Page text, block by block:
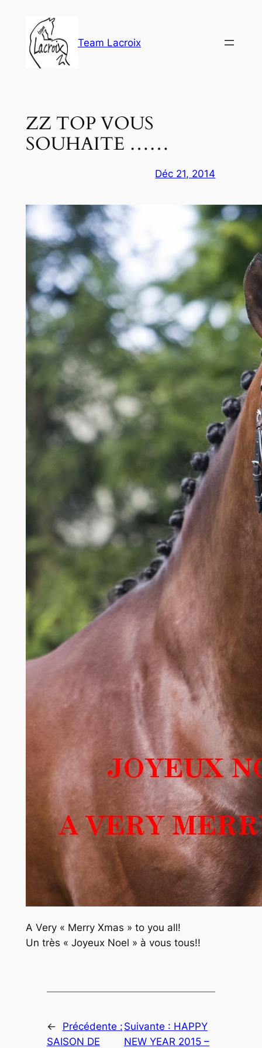
contenu
Team Lacroix
ZZ TOP VOUS
SOUHAITE ……
Déc 21, 2014
A Very « Merry Xmas » to you all!
Un très « Joyeux Noel » à vous tous!!
←
Précédente :
SAISON DE
Suivante : HAPPY
NEW YEAR 2015 –